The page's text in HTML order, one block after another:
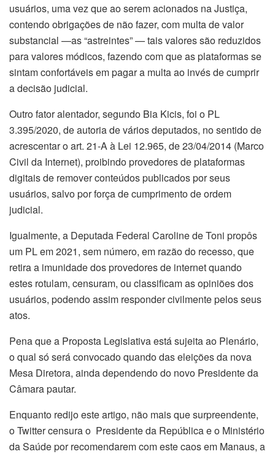
usuários, uma vez que ao serem acionados na Justiça,
contendo obrigações de não fazer, com multa de valor
substancial —as “astreintes” — tais valores são reduzidos
para valores módicos, fazendo com que as plataformas se
sintam confortáveis em pagar a multa ao invés de cumprir
a decisão judicial.
Outro fator alentador, segundo Bia Kicis, foi o PL
3.395/2020, de autoria de vários deputados, no sentido de
acrescentar o art. 21-A à Lei 12.965, de 23/04/2014 (Marco
Civil da Internet), proibindo provedores de plataformas
digitais de remover conteúdos publicados por seus
usuários, salvo por força de cumprimento de ordem
judicial.
Igualmente, a Deputada Federal Caroline de Toni propôs
um PL em 2021, sem número, em razão do recesso, que
retira a imunidade dos provedores de internet quando
estes rotulam, censuram, ou classificam as opiniões dos
usuários, podendo assim responder civilmente pelos seus
atos.
Pena que a Proposta Legislativa está sujeita ao Plenário,
o qual só será convocado quando das eleições da nova
Mesa Diretora, ainda dependendo do novo Presidente da
Câmara pautar.
Enquanto redijo este artigo, não mais que surpreendente,
o Twitter censura o Presidente da República e o Ministério
da Saúde por recomendarem com este caos em Manaus, a